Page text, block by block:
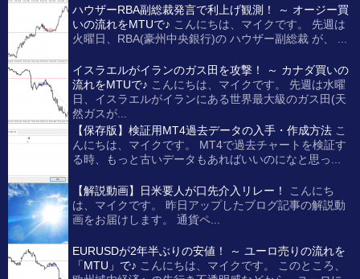
ハウザーRBA副総裁発言で利上げ観測！ ～ オージー買
いの流れをMTUで♪ こんにちは、マイクです。 先週は
火曜日、RBA(豪州中央銀行)の ハウザー副総裁 が、 ...
イスラエルがイランのガス田を攻撃！ ～ カナダ買いの
流れをMTUで♪ こんにちは、マイクです。 先週は水曜
日、イスラエルがイランにある世界最大級のガス田(天
然ガスが...
【保存版】検証用MT4過去データの入手・作成方法 こ
んにちは、マイクです。 MT4で過去チャートを検証す
る時、もっと古いデータもあればいいのになと思っ...
【解説動画】日米要人が口先介入リレー！
こんにち
は、マイクです。 昨日アップしたブログ記事の解説動
画をお届けします。 通貨ペ...
EURUSDが2年半ぶりの安値！ ～ ユーロ売りの流れを
「MTU」で♪ こんにちは、マイクです。 このところ、